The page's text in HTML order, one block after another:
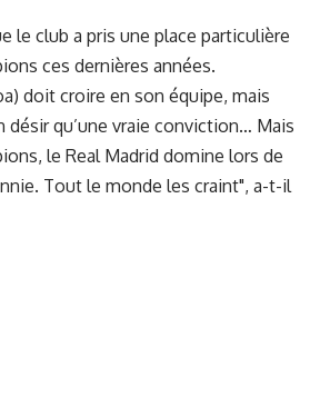
le club a pris une place particulière
ces dernières années.
doit croire en son équipe, mais
désir qu’une vraie conviction… Mais
le Real Madrid domine lors de
Tout le monde les craint", a-t-il